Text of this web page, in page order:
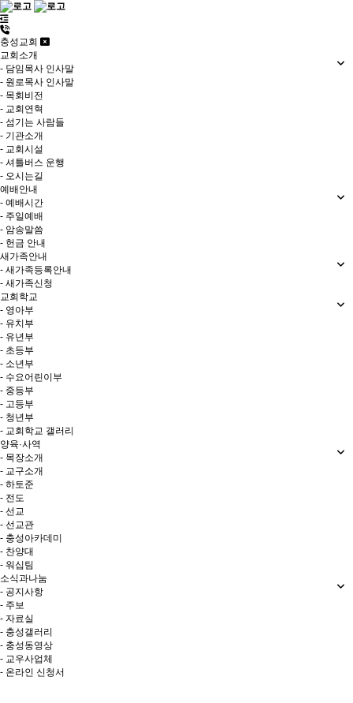
충성교회
교회소개
- 담임목사 인사말
- 원로목사 인사말
- 목회비전
- 교회연혁
- 섬기는 사람들
- 기관소개
- 교회시설
- 셔틀버스 운행
- 오시는길
예배안내
- 예배시간
- 주일예배
- 암송말씀
- 헌금 안내
새가족안내
- 새가족등록안내
- 새가족신청
교회학교
- 영아부
- 유치부
- 유년부
- 초등부
- 소년부
- 수요어린이부
- 중등부
- 고등부
- 청년부
- 교회학교 갤러리
양육·사역
- 목장소개
- 교구소개
- 하토준
- 전도
- 선교
- 선교관
- 충성아카데미
- 찬양대
- 워십팀
소식과나눔
- 공지사항
- 주보
- 자료실
- 충성갤러리
- 충성동영상
- 교우사업체
- 온라인 신청서